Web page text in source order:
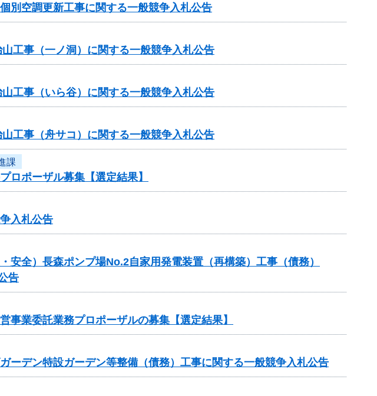
別空調更新工事に関する一般競争入札公告
工事（一ノ洞）に関する一般競争入札公告
工事（いら谷）に関する一般競争入札公告
工事（舟サコ）に関する一般競争入札公告
課
ロポーザル募集【選定結果】
入札公告
全）長森ポンプ場No.2自家用発電装置（再構築）工事（債務）
告
事業委託業務プロポーザルの募集【選定結果】
ーデン特設ガーデン等整備（債務）工事に関する一般競争入札公告